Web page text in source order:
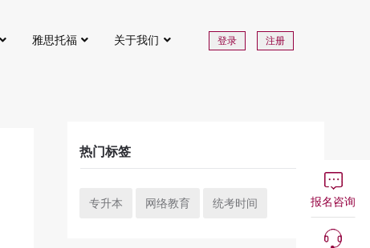
雅思托福 关于我们 登录 注册
热门标签
专升本 网络教育 统考时间 报名咨询